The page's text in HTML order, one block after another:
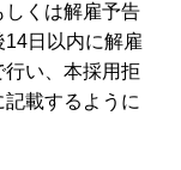
しくは解雇予告
日以内に解雇
い、本採用拒
載するように